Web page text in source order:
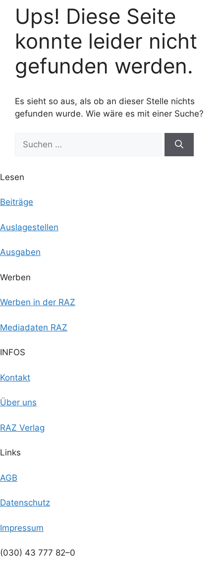
Ups! Diese Seite
konnte leider nicht
gefunden werden.
Es sieht so aus, als ob an dieser Stelle nichts
gefunden wurde. Wie wäre es mit einer Suche?
nach:
Lesen
Beiträge
Auslagestellen
Ausgaben
Werben
Werben in der RAZ
Mediadaten RAZ
INFOS
Kontakt
Über uns
RAZ Verlag
Links
AGB
Datenschutz
Impressum
(030) 43 777 82–0